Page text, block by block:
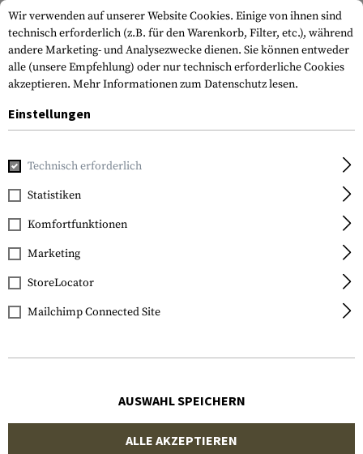
Home Tactical Gear CQC
Blackhawk
CQC SERPA Holster for
Glock 17 / 22 / 31
Wir verwenden auf unserer Website Cookies. Einige von ihnen sind
technisch erforderlich (z.B. für den Warenkorb, Filter, etc.), während
andere Marketing- und Analysezwecke dienen. Sie können entweder
alle (unsere Empfehlung) oder nur technisch erforderliche Cookies
akzeptieren. Mehr Informationen zum Datenschutz lesen.
Einstellungen
Technisch erforderlich
Statistiken
Komfortfunktionen
Marketing
StoreLocator
Mailchimp Connected Site
AUSWAHL SPEICHERN
ALLE AKZEPTIEREN